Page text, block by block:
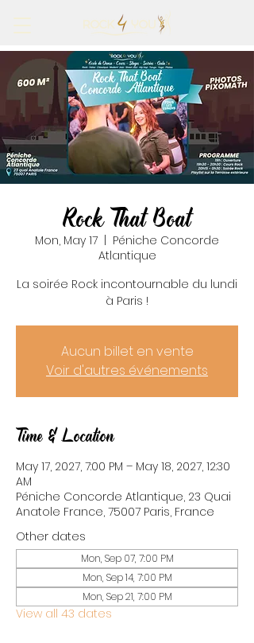
Rock That Boat
Mon, May 17
Péniche Concorde
Atlantique
La soirée Rock incontournable du lundi
à Paris !
Aucun billet en vente
Voir d'autres événements
Time & Location
May 17, 2027, 7:00 PM – May 18, 2027, 12:30
AM
Péniche Concorde Atlantique, 23 Quai
Anatole France, 75007 Paris, France
Other dates
Mon, Sep 07, 7:00 PM
Mon, Sep 14, 7:00 PM
Mon, Sep 21, 7:00 PM
View all 43 dates